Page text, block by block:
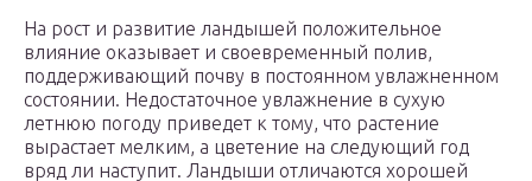
На рост и развитие ландышей положительное
влияние оказывает и своевременный полив,
поддерживающий почву в постоянном увлажненном
состоянии. Недостаточное увлажнение в сухую
летнюю погоду приведет к тому, что растение
вырастает мелким, а цветение на следующий год
вряд ли наступит. Ландыши отличаются хорошей